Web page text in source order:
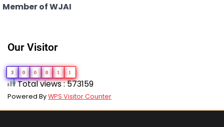
Member of WJAI
Our Visitor
3 0 0 8 1 1
Total views : 573159
Powered ByWPS Visitor Counter